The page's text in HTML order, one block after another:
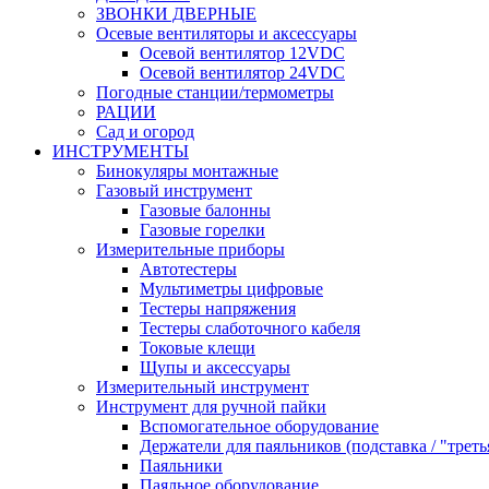
ЗВОНКИ ДВЕРНЫЕ
Осевые вентиляторы и аксессуары
Осевой вентилятор 12VDC
Осевой вентилятор 24VDC
Погодные станции/термометры
РАЦИИ
Сад и огород
ИНСТРУМЕНТЫ
Бинокуляры монтажные
Газовый инструмент
Газовые балонны
Газовые горелки
Измерительные приборы
Автотестеры
Мультиметры цифровые
Тестеры напряжения
Тестеры слаботочного кабеля
Токовые клещи
Щупы и аксессуары
Измерительный инструмент
Инструмент для ручной пайки
Вспомогательное оборудование
Держатели для паяльников (подставка /
Паяльники
Паяльное оборудование